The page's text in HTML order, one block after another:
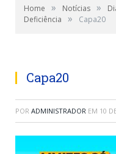
Home » Notícias »
Deficiência
» Capa20
Capa20
POR ADMINISTRADOR EM 10